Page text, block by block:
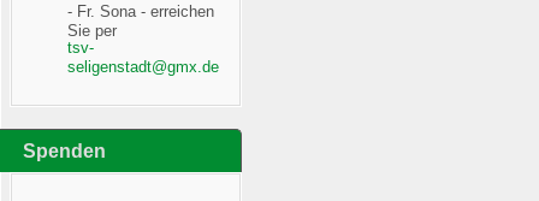
- Fr. Sona - erreichen
Sie per
Spenden